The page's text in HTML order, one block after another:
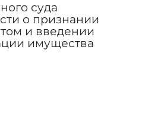
суда
о признании
и введении
имущества